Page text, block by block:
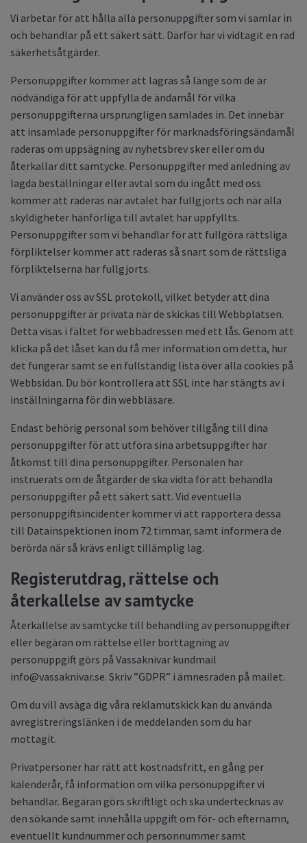
Vi arbetar för att hålla alla personuppgifter som vi samlar in
och behandlar på ett säkert sätt. Därför har vi vidtagit en rad
säkerhetsåtgärder.
Personuppgifter kommer att lagras så länge som de är
nödvändiga för att uppfylla de ändamål för vilka
personuppgifterna ursprungligen samlades in. Det innebär
att insamlade personuppgifter för marknadsföringsändamål
raderas om uppsägning av nyhetsbrev sker eller om du
återkallar ditt samtycke. Personuppgifter med anledning av
lagda beställningar eller avtal som du ingått med oss
kommer att raderas när avtalet har fullgjorts och när alla
skyldigheter hänförliga till avtalet har uppfyllts.
Personuppgifter som vi behandlar för att fullgöra rättsliga
förpliktelser kommer att raderas så snart som de rättsliga
förpliktelserna har fullgjorts.
Vi använder oss av SSL protokoll, vilket betyder att dina
personuppgifter är privata när de skickas till Webbplatsen.
Detta visas i fältet för webbadressen med ett lås. Genom att
klicka på det låset kan du få mer information om detta, hur
det fungerar samt se en fullständig lista över alla cookies på
Webbsidan. Du bör kontrollera att SSL inte har stängts av i
inställningarna för din webbläsare.
Endast behörig personal som behöver tillgång till dina
personuppgifter för att utföra sina arbetsuppgifter har
åtkomst till dina personuppgifter. Personalen har
instruerats om de åtgärder de ska vidta för att behandla
personuppgifter på ett säkert sätt. Vid eventuella
personuppgiftsincidenter kommer vi att rapportera dessa
till Datainspektionen inom 72 timmar, samt informera de
berörda när så krävs enligt tillämplig lag.
Registerutdrag, rättelse och
återkallelse av samtycke
Återkallelse av samtycke till behandling av personuppgifter
eller begäran om rättelse eller borttagning av
personuppgift görs på Vassaknivar kundmail
info@vassaknivar.se. Skriv ”GDPR” i ämnesraden på mailet.
Om du vill avsäga dig våra reklamutskick kan du använda
avregistreringslänken i de meddelanden som du har
mottagit.
Privatpersoner har rätt att kostnadsfritt, en gång per
kalenderår, få information om vilka personuppgifter vi
behandlar. Begäran görs skriftligt och ska undertecknas av
den sökande samt innehålla uppgift om för- och efternamn,
eventuellt kundnummer och personnummer samt